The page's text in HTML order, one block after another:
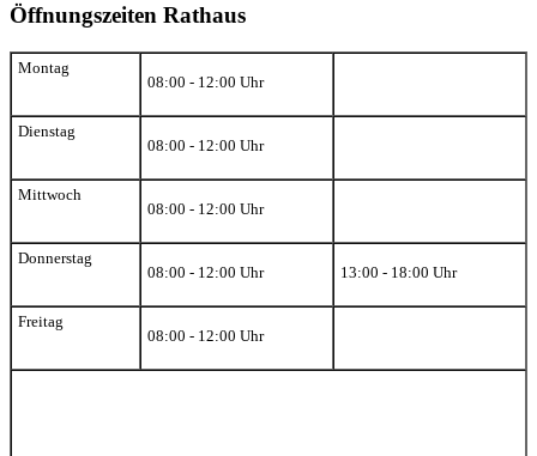
Öffnungszeiten Rathaus
Montag
08:00 - 12:00 Uhr
Dienstag
08:00 - 12:00 Uhr
Mittwoch
08:00 - 12:00 Uhr
Donnerstag
08:00 - 12:00 Uhr
13:00 - 18:00 Uhr
Freitag
08:00 - 12:00 Uhr